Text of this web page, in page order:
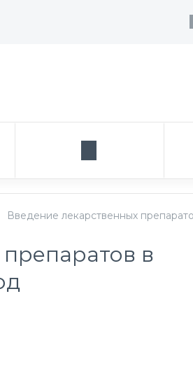
направления или врача
Введение лекарственных
в